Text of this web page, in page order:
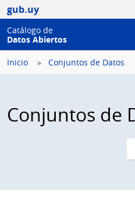
gub.uy
Catálogo de
Datos Abiertos
Inicio Conjuntos de Datos
Conjuntos de